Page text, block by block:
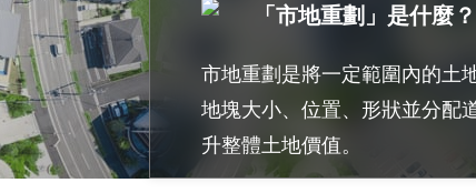
「市地重劃」是什麼？
市地重劃是將一定範圍內的土
地塊大小、位置、形狀並分配
升整體土地價值。